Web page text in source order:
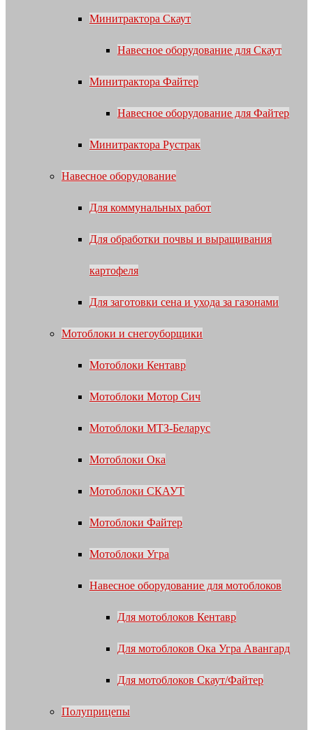
Минитрактора Скаут
Навесное оборудование для Скаут
Минитрактора Файтер
Навесное оборудование для Файтер
Минитрактора Рустрак
Навесное оборудование
Для коммунальных работ
Для обработки почвы и выращивания
картофеля
Для заготовки сена и ухода за газонами
Мотоблоки и снегоуборщики
Мотоблоки Кентавр
Мотоблоки Мотор Сич
Мотоблоки МТЗ-Беларус
Мотоблоки Ока
Мотоблоки СКАУТ
Мотоблоки Файтер
Мотоблоки Угра
Навесное оборудование для мотоблоков
Для мотоблоков Кентавр
Для мотоблоков Ока Угра Авангард
Для мотоблоков Скаут/Файтер
Полуприцепы